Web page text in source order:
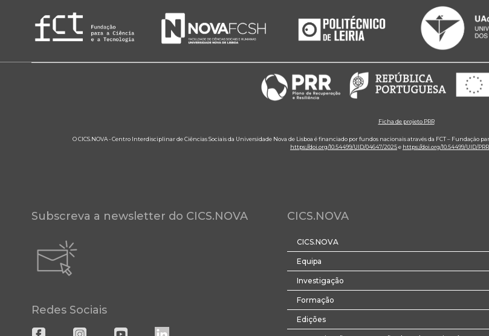
Ficha de projeto PRR
O CICS.NOVA - Centro Interdisciplinar de Ciências Sociais da Universidade Nova de Lisboa é financiado por fundos nacionais através da FCT – Fundação
https://doi.org/10.54499/UID/04647/2025e https://doi.org/10.54499/UID/
Subscreva a newsletter do CICS.NOVA
Redes Sociais
CICS.NOVA
CICS.NOVA
Equipa
Investigação
Formação
Edições